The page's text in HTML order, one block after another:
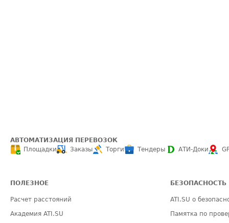
АВТОМАТИЗАЦИЯ ПЕРЕВОЗОК
Площадки
Заказы Торги Тендеры АТИ-Доки
ПОЛЕЗНОЕ
Расчет расстояний
Академия ATI.SU
БЕЗОПАСНОСТЬ
ATI.SU о
Памятка по